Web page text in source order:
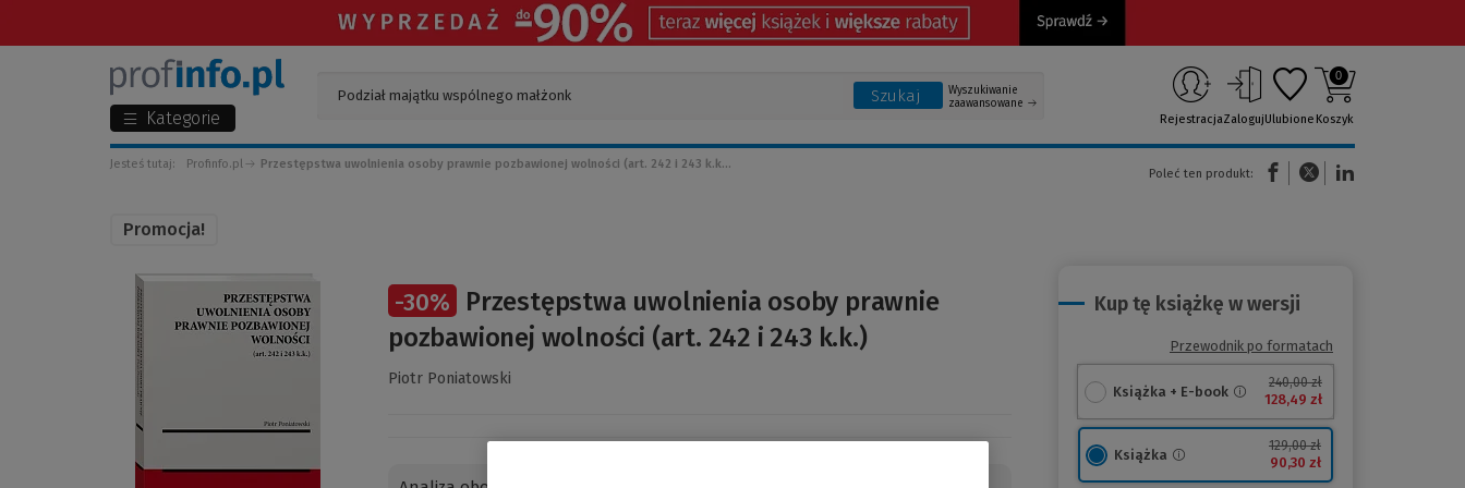
Kategorie
Szukaj
Wyszukiwanie
zaawansowane
RejestracjaZalogujUlubione
0
Koszyk
Jesteś tutaj: Profinfo.pl Przestępstwa uwolnienia osoby prawnie pozbawionej wolności (art. 242 i 243 k.k...
Poleć ten produkt:
(Nowe okno)(Link do innej strony)
Promocja!
-30%
Przestępstwa uwolnienia osoby prawnie
pozbawionej wolności (art. 242 i 243 k.k.)
Piotr Poniatowski
Kup tę książkę w wersji
Przewodnik po formatach
Książka + E-book
240,00 zł
128,49 zł
Książka
129,00 zł
90,30 zł